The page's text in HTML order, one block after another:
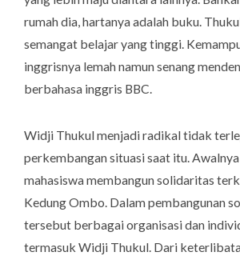
rumah dia, hartanya adalah buku.
semangat belajar yang tinggi.
inggrisnya lemah namun senang
berbahasa inggris BBC.
Widji Thukul menjadi radikal tidak
perkembangan situasi saat itu.
mahasiswa membangun solidaritas
Kedung Ombo. Dalam pembangunan
tersebut berbagai organisasi dan
termasuk Widji Thukul. Dari